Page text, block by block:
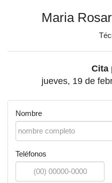
Maria
Cita
jueves, 19 de
Nombre
Teléfonos